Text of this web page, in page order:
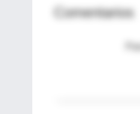
Comentarios